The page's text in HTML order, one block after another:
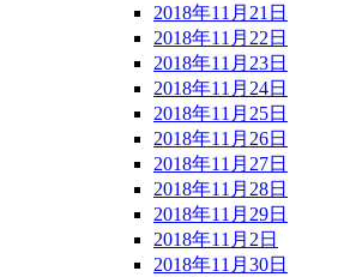
2018年11月21日
2018年11月22日
2018年11月23日
2018年11月24日
2018年11月25日
2018年11月26日
2018年11月27日
2018年11月28日
2018年11月29日
2018年11月2日
2018年11月30日